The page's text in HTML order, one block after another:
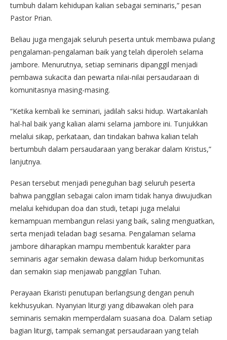
tumbuh dalam kehidupan kalian sebagai seminaris,” pesan
Pastor Prian.
Beliau juga mengajak seluruh peserta untuk membawa pulang
pengalaman-pengalaman baik yang telah diperoleh selama
jambore. Menurutnya, setiap seminaris dipanggil menjadi
pembawa sukacita dan pewarta nilai-nilai persaudaraan di
komunitasnya masing-masing.
“Ketika kembali ke seminari, jadilah saksi hidup. Wartakanlah
hal-hal baik yang kalian alami selama jambore ini. Tunjukkan
melalui sikap, perkataan, dan tindakan bahwa kalian telah
bertumbuh dalam persaudaraan yang berakar dalam Kristus,”
lanjutnya.
Pesan tersebut menjadi peneguhan bagi seluruh peserta
bahwa panggilan sebagai calon imam tidak hanya diwujudkan
melalui kehidupan doa dan studi, tetapi juga melalui
kemampuan membangun relasi yang baik, saling menguatkan,
serta menjadi teladan bagi sesama. Pengalaman selama
jambore diharapkan mampu membentuk karakter para
seminaris agar semakin dewasa dalam hidup berkomunitas
dan semakin siap menjawab panggilan Tuhan.
Perayaan Ekaristi penutupan berlangsung dengan penuh
kekhusyukan. Nyanyian liturgi yang dibawakan oleh para
seminaris semakin memperdalam suasana doa. Dalam setiap
bagian liturgi, tampak semangat persaudaraan yang telah